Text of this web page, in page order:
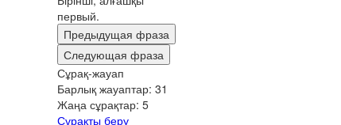
первый.
Предыдущая фраза
Следующая фраза
Сұрақ-жауап
Барлық жауаптар: 31
Жаңа сұрақтар: 5
Сұрақты беру